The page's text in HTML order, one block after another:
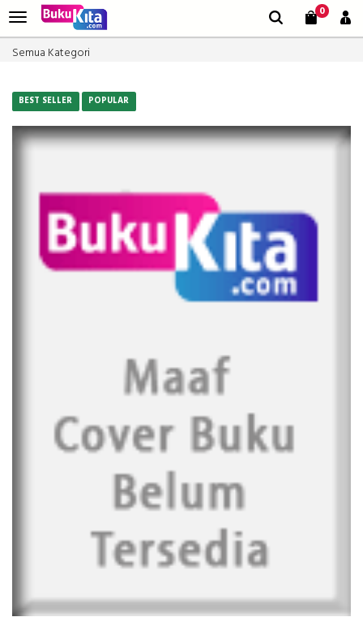
0
Semua Kategori
BEST SELLER POPULAR